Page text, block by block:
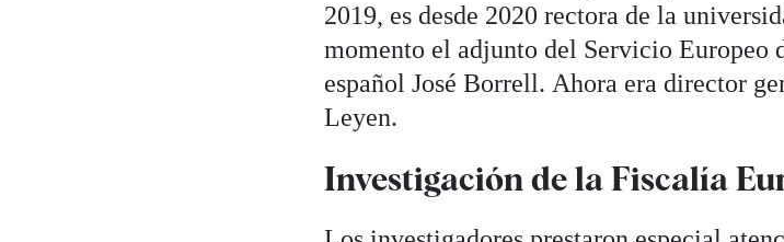
2019, es desde 2020 rectora de la
momento el adjunto del Servicio Europeo
español José Borrell. Ahora era director
Leyen.
Investigación de la Fiscalía